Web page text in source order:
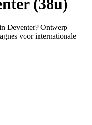
(38u)
Deventer? Ontwerp
voor internationale